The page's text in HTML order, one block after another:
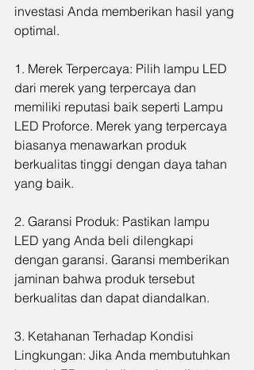
investasi Anda memberikan hasil yang
optimal.
1. Merek Terpercaya: Pilih lampu LED
dari merek yang terpercaya dan
memiliki reputasi baik seperti Lampu
LED Proforce. Merek yang terpercaya
biasanya menawarkan produk
berkualitas tinggi dengan daya tahan
yang baik.
2. Garansi Produk: Pastikan lampu
LED yang Anda beli dilengkapi
dengan garansi. Garansi memberikan
jaminan bahwa produk tersebut
berkualitas dan dapat diandalkan.
3. Ketahanan Terhadap Kondisi
Lingkungan: Jika Anda membutuhkan